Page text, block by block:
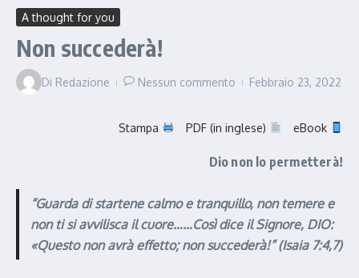
A thought for you
Non succederà!
Di Redazione Nessun commento Febbraio 23, 2022
Stampa PDF (in inglese) eBook
Dio non lo permetterà!
“Guarda di startene calmo e tranquillo, non temere e
non ti si avvilisca il cuore……Così dice il Signore, DIO:
«Questo non avrà effetto; non succederà!” (Isaia 7:4,7)